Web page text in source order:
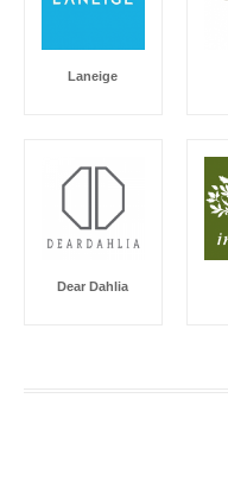
Laneige
Dear Dahlia